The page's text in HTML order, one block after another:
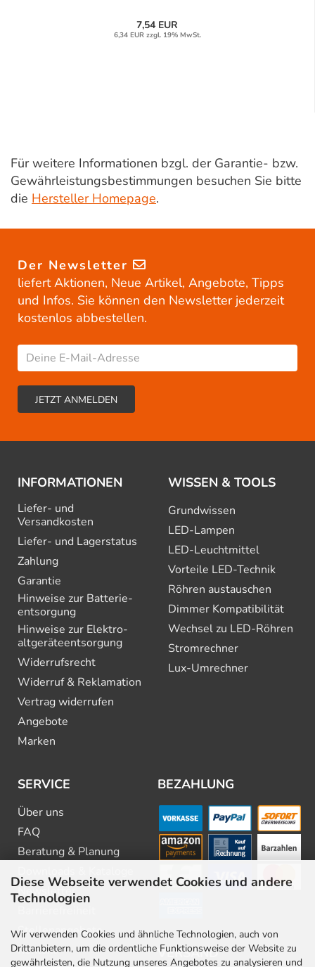
Diese Webseite verwendet Cookies und andere
Technologien
Wir verwenden Cookies und ähnliche Technologien, auch von
Drittanbietern, um die ordentliche Funktionsweise der Website zu
gewährleisten, die Nutzung unseres Angebotes zu analysieren und
7,54 EUR
6,34 EUR zzgl. 19% MwSt.
Für weitere Informationen bzgl. der Garantie- bzw.
Gewährleistungsbestimmungen besuchen Sie bitte
die Hersteller Homepage.
Der Newsletter
liefert Aktionen, Neue Artikel, Angebote, Tipps
und Infos. Sie können den Newsletter jederzeit
kostenlos abbestellen.
INFORMATIONEN
Liefer- und
Versandkosten
Liefer- und Lagerstatus
Zahlung
Garantie
Hinweise zur Batterie­
entsorgung
Hinweise zur Elektro­
altgeräte­entsorgung
Widerrufsrecht
Widerruf & Reklamation
Vertrag widerrufen
Angebote
Marken
WISSEN & TOOLS
Grundwissen
LED-Lampen
LED-Leuchtmittel
Vorteile LED-Technik
Röhren austauschen
Dimmer Kompatibilität
Wechsel zu LED-Röhren
Stromrechner
Lux-Umrechner
SERVICE
Über uns
FAQ
Beratung & Planung
Newsletter
Stellenangebote
Kontakt
BEZAHLUNG
VERSAND